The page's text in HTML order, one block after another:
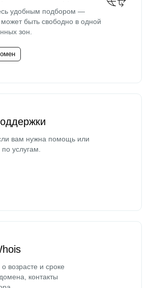
удобным подбором —
быть свободно в одной
зон.
вам нужна помощь или
услугам.
возрасте и сроке
контакты